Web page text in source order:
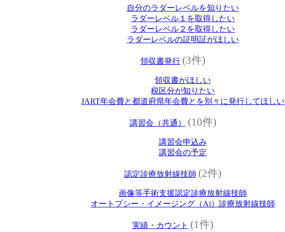
自分のラダーレベルを知りたい
ラダーレベル１を取得したい
ラダーレベル２を取得したい
ラダーレベルの証明証がほしい
領収書発行 (3件)
領収書がほしい
税区分が知りたい
JART年会費と都道府県年会費とを別々に発行してほしい
講習会（共通） (10件)
講習会申込み
講習会の予定
認定診療放射線技師 (2件)
画像等手術支援認定診療放射線技師
オートプシー・イメージング（Ai）診療放射線技師
実績・カウント (1件)